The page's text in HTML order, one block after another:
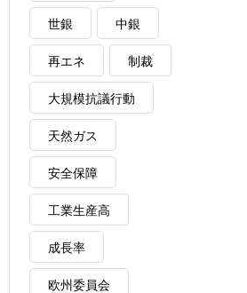
話
世銀 中銀
再エネ 制裁
大規模抗議行動
天然ガス
安全保障
工業生産高
成長率
欧州委員会